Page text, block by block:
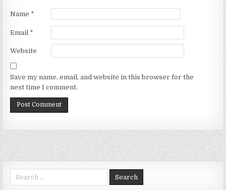
Name *
Email *
Website
Save my name, email, and website in this browser for the
next time I comment.
Search for: